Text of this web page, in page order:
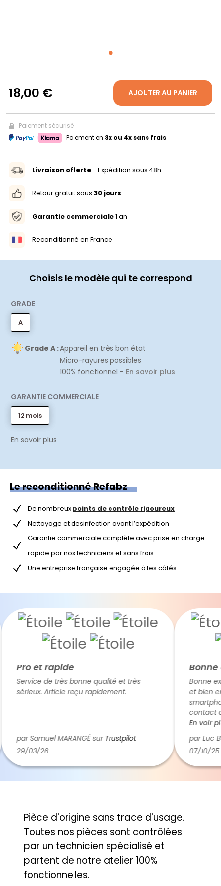
18,00 € AJOUTER AU PANIER
Paiement sécurisé
Paiement en 3x ou 4x sans frais
Livraison offerte- Expédition sous 48h
Retour gratuit sous 30 jours
Garantie commerciale1 an
Reconditionné en France
Choisis le modèle qui te correspond
GRADE
A
Grade A :Appareil en très bon état
Micro-rayures possibles
100% fonctionnel - En savoir plus
GARANTIE COMMERCIALE
12 mois
En savoir plus
Le reconditionné Refabz
De nombreux points de contrôle rigoureux
Nettoyage et desinfection avant l’expédition
Garantie commerciale complète avec prise en charge
rapide par nos techniciens et sans frais
Une entreprise française engagée à tes côtés
Pro et rapide
Service de très bonne qualité et très
sérieux. Article reçu rapidement.
29/03/26
par Samuel MARANGÉ surTrustpilot
Bonne
Bonne
et bien
contact
En voir plus
07/10/25
par Luc
Pièce d'origine sans trace d'usage.
Toutes nos pièces sont contrôlées
par un technicien spécialisé et
partent de notre atelier 100%
fonctionnelles.
FR